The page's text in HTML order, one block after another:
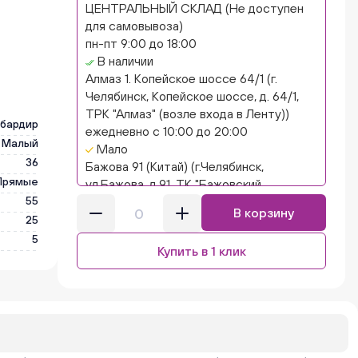
Малый
36
55
25
5
ЦЕНТРАЛЬНЫЙ СКЛАД (Не доступен
для самовывоза)
пн-пт 9:00 до 18:00
В наличии
Алмаз 1. Копейское шоссе 64/1 (г.
Челябинск, Копейское шоссе, д. 64/1,
ТРК "Алмаз" (возле входа в Ленту))
ежедневно с 10:00 до 20:00
Мало
Бажова 91 (Китай) (г.Челябинск,
ул.Бажова, д.91, ТК "Бажовский,
островок "Кисло-сладкий Ниндзя")
ежедневно с 10:00 до 20:00
Нет в наличии
Бажова 91 Цветы (г. Челябинск,
ул.Бажова, д91/1 (на парковке))
В корзину
Купить в 1 клик